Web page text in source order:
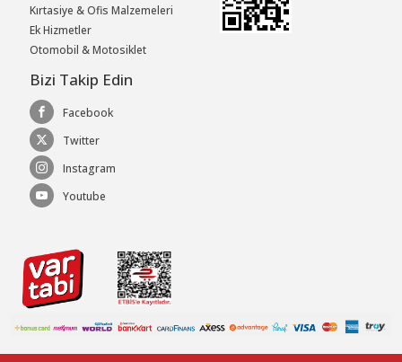
Kırtasiye & Ofis Malzemeleri
Ek Hizmetler
Otomobil & Motosiklet
Bizi Takip Edin
Facebook
Twitter
Instagram
Youtube